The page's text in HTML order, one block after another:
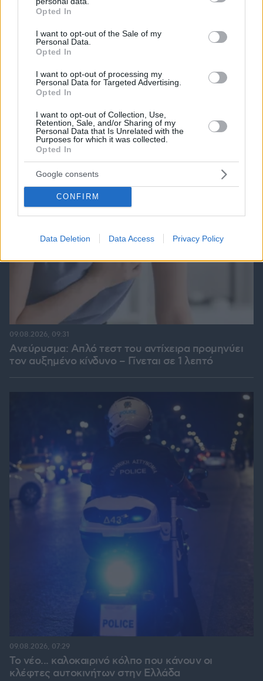
grant or deny consent to Google and its third-party tags to
use your data for below specified purposes in below Google
consent section.
Opted In
I want to opt-out of the Sale of my
Personal Data.
Opted In
I want to opt-out of processing my
Personal Data for Targeted Advertising.
Opted In
I want to opt-out of Collection, Use,
Retention, Sale, and/or Sharing of my
Personal Data that Is Unrelated with the
Purposes for which it was collected.
Opted In
Google consents
CONFIRM
Data Deletion Data Access Privacy Policy
Best of Network
Ανεύρυσμα: Απλό τεστ του αντίχειρα προμηνύει
τον αυξημένο κίνδυνο – Γίνεται σε 1 λεπτό
09.08.2026, 09:31
Το νέο... καλοκαιρινό κόλπο που κάνουν οι
κλέφτες αυτοκινήτων στην Ελλάδα
09.08.2026, 07:29